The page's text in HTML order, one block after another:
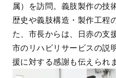
属）を訪問。義肢製作の技
歴史や義肢構造・製作工程
た、 市長からは、日赤の支
市のリハビリサービスの説
援に対する感謝も伝えられ